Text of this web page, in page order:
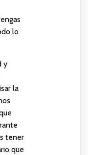
lo
y
la
tener
que